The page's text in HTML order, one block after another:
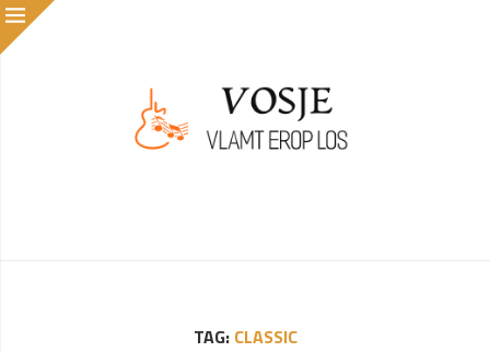
TAG: CLASSIC